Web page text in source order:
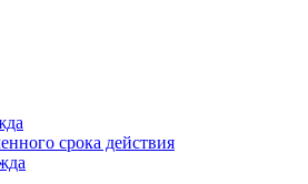
срока действия